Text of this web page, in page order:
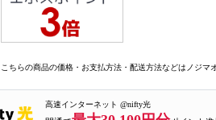
こちらの商品の価格・お支払方法・配送方法などはノジマ
高速インターネット @nifty光